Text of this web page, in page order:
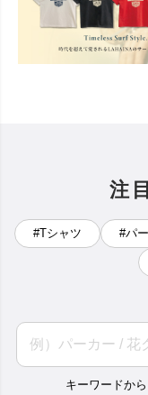
注
#Tシャツ #パ
キーワードか